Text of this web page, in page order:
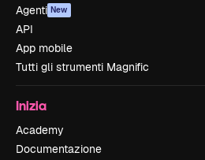
Agenti New
API
App mobile
Tutti gli strumenti Magnific
Inizia
Academy
Documentazione